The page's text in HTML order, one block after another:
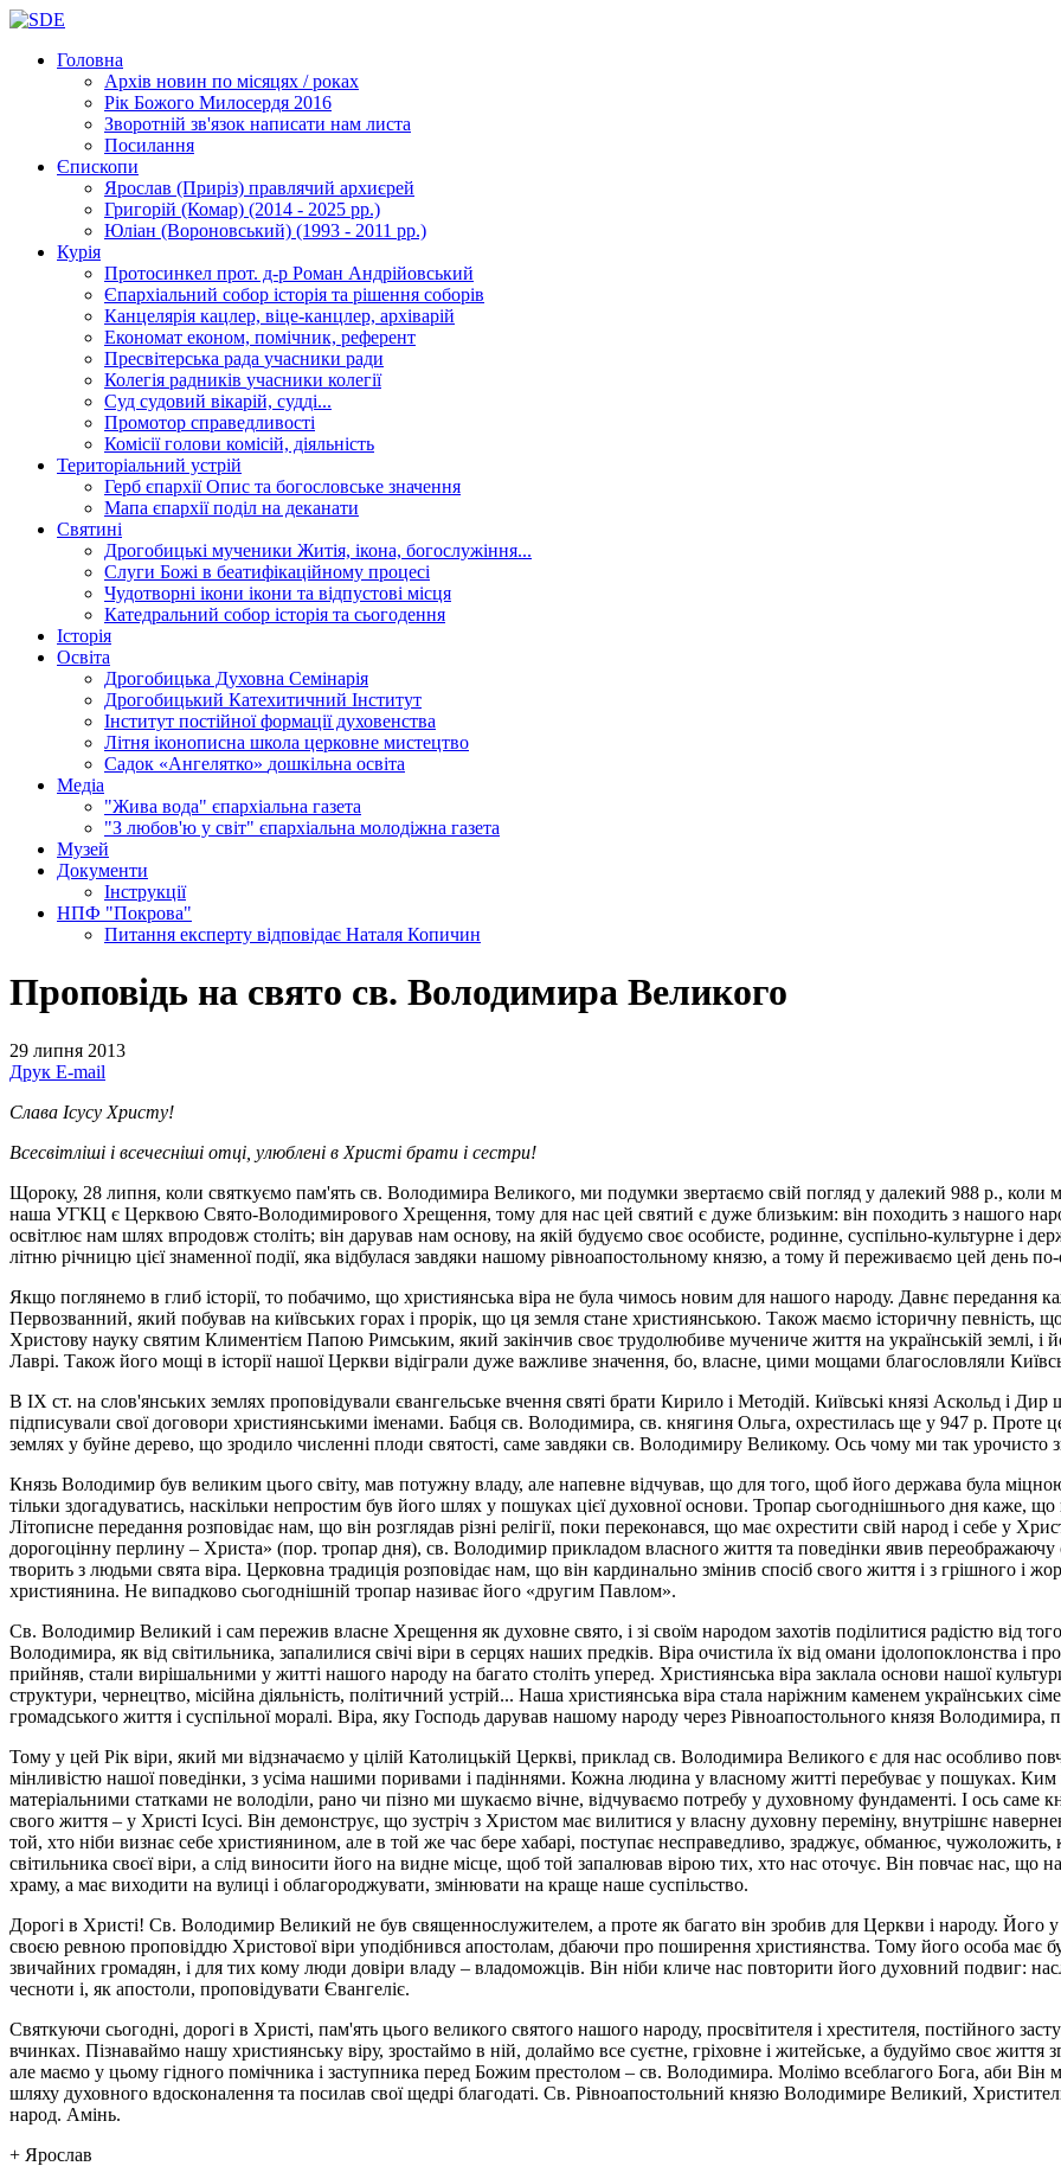
Головна
Архів новин по місяцях / роках
Рік Божого Милосердя 2016
Зворотній зв'язок написати нам листа
Посилання
Єпископи
Ярослав (Приріз) правлячий архиєрей
Григорій (Комар) (2014 - 2025 рр.)
Юліан (Вороновський) (1993 - 2011 рр.)
Курія
Протосинкел прот. д-р Роман Андрійовський
Єпархіальний собор історія та рішення соборів
Канцелярія кацлер, віце-канцлер, архіварій
Економат економ, помічник, референт
Пресвітерська рада учасники ради
Колегія радників учасники колегії
Суд судовий вікарій, судді...
Промотор справедливості
Комісіїголови комісій, діяльність
Територіальний устрій
Герб єпархіїОпис та богословське значення
Мапа єпархіїподіл на деканати
Святині
Дрогобицькі мученики Житія, ікона, богослужіння...
Слуги Божі в беатифікаційному процесі
Чудотворні ікони ікони та відпустові місця
Катедральний собор історія та сьогодення
Історія
Освіта
Дрогобицька Духовна Семінарія
Дрогобицький Катехитичний Інститут
Інститут постійної формації духовенства
Літня іконописна школа церковне мистецтво
Садок «Ангелятко» дошкільна освіта
Медіа
"Жива вода" єпархіальна газета
"З любов'ю у світ" єпархіальна молодіжна газета
Музей
Документи
Інструкції
НПФ "Покрова"
Питання експерту відповідає Наталя Копичин
Проповідь на свято св. Володимира Великого
29 липня 2013
Друк E-mail
Слава Ісусу Христу!
Всесвітліші і всечесніші отці, улюблені в Христі брати і сестри!
Щороку, 28 липня, коли святкуємо пам'ять св. Володимира Великого, ми подумки звертаємо свій погляд у далекий 988 р.,
наша УГКЦ є Церквою Свято-Володимирового Хрещення, тому для нас цей святий є дуже близьким: він походить з нашого
освітлює нам шлях впродовж століть; він дарував нам основу, на якій будуємо своє особисте, родинне, суспільно-культурне і
літню річницю цієї знаменної події, яка відбулася завдяки нашому рівноапостольному князю, а тому й переживаємо цей день
Якщо поглянемо в глиб історії, то побачимо, що християнська віра не була чимось новим для нашого народу. Давнє передання
Первозванний, який побував на київських горах і прорік, що ця земля стане християнською. Також маємо історичну певність,
Христову науку святим Климентієм Папою Римським, який закінчив своє трудолюбиве мучениче життя на українській землі, і
Лаврі. Також його мощі в історії нашої Церкви відіграли дуже важливе значення, бо, власне, цими мощами благословляли
В ІХ ст. на слов'янських землях проповідували євангельське вчення святі брати Кирило і Методій. Київські князі Аскольд і
підписували свої договори християнськими іменами. Бабця св. Володимира, св. княгиня Ольга, охрестилась ще у 947 р. Проте
землях у буйне дерево, що зродило численні плоди святості, саме завдяки св. Володимиру Великому. Ось чому ми так урочисто
Князь Володимир був великим цього світу, мав потужну владу, але напевне відчував, що для того, щоб його держава була
тільки здогадуватись, наскільки непростим був його шлях у пошуках цієї духовної основи. Тропар сьогоднішнього дня каже,
Літописне передання розповідає нам, що він розглядав різні релігії, поки переконався, що має охрестити свій народ і себе у
дорогоцінну перлину – Христа» (пор. тропар дня), св. Володимир прикладом власного життя та поведінки явив
творить з людьми свята віра. Церковна традиція розповідає нам, що він кардинально змінив спосіб свого життя і з грішного і
християнина. Не випадково сьогоднішній тропар називає його «другим Павлом».
Св. Володимир Великий і сам пережив власне Хрещення як духовне свято, і зі своїм народом захотів поділитися радістю від
Володимира, як від світильника, запалилися свічі віри в серцях наших предків. Віра очистила їх від омани ідолопоклонства і
прийняв, стали вирішальними у житті нашого народу на багато століть уперед. Християнська віра заклала основи нашої
структури, чернецтво, місійна діяльність, політичний устрій... Наша християнська віра стала наріжним каменем українських
громадського життя і суспільної моралі. Віра, яку Господь дарував нашому народу через Рівноапостольного князя
Тому у цей Рік віри, який ми відзначаємо у цілій Католицькій Церкві, приклад св. Володимира Великого є для нас особливо
мінливістю нашої поведінки, з усіма нашими поривами і падіннями. Кожна людина у власному житті перебуває у пошуках.
матеріальними статками не володіли, рано чи пізно ми шукаємо вічне, відчуваємо потребу у духовному фундаменті. І ось саме
свого життя – у Христі Ісусі. Він демонструє, що зустріч з Христом має вилитися у власну духовну переміну, внутрішнє
той, хто ніби визнає себе християнином, але в той же час бере хабарі, поступає несправедливо, зраджує, обманює,
світильника своєї віри, а слід виносити його на видне місце, щоб той запалював вірою тих, хто нас оточує. Він повчає нас,
храму, а має виходити на вулиці і облагороджувати, змінювати на краще наше суспільство.
Дорогі в Христі! Св. Володимир Великий не був священнослужителем, а проте як багато він зробив для Церкви і народу. Його у
своєю ревною проповіддю Христової віри уподібнився апостолам, дбаючи про поширення християнства. Тому його особа має
звичайних громадян, і для тих кому люди довіри владу – владоможців. Він ніби кличе нас повторити його духовний подвиг:
чесноти і, як апостоли, проповідувати Євангеліє.
Святкуючи сьогодні, дорогі в Христі, пам'ять цього великого святого нашого народу, просвітителя і хрестителя, постійного
вчинках. Пізнаваймо нашу християнську віру, зростаймо в ній, долаймо все суєтне, гріховне і житейське, а будуймо своє
але маємо у цьому гідного помічника і заступника перед Божим престолом – св. Володимира. Молімо всеблагого Бога, аби
шляху духовного вдосконалення та посилав свої щедрі благодаті. Св. Рівноапостольний князю Володимире Великий,
народ. Амінь.
+ Ярослав